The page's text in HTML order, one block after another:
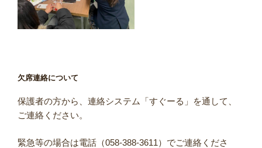
欠席連絡について
保護者の方から、連絡システム「すぐーる」を通して、
ご連絡ください。
緊急等の場合は電話（058-388-3611）でご連絡くださ